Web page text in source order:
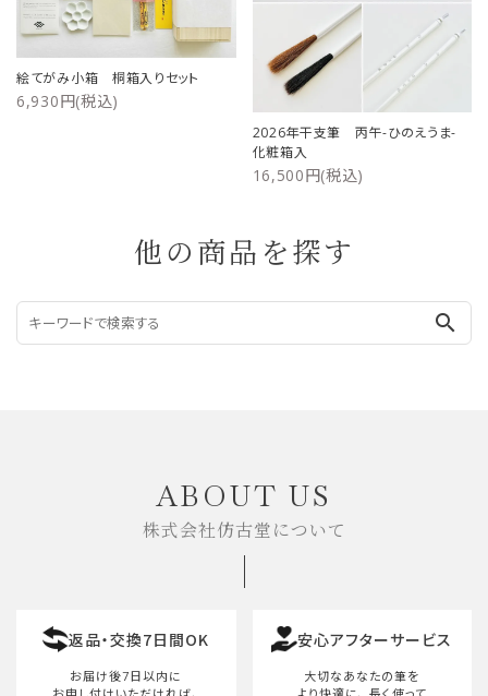
絵てがみ小箱 桐箱入りセット
6,930円(税込)
2026年干支筆 丙午-ひのえうま-
化粧箱入
16,500円(税込)
他の商品を探す
search
ABOUT US
株式会社仿古堂について
返品・交換7日間OK
お届け後7日以内に
安心アフターサービス
大切なあなたの筆を